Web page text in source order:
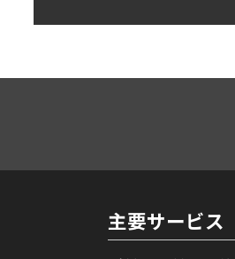
主要サービス